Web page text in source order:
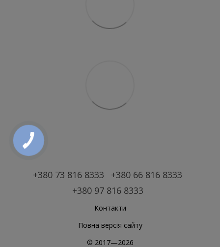
+380 73 816 8333
+380 66 816 8333
+380 97 816 8333
Контакти
Повна версія сайту
© 2017—2026